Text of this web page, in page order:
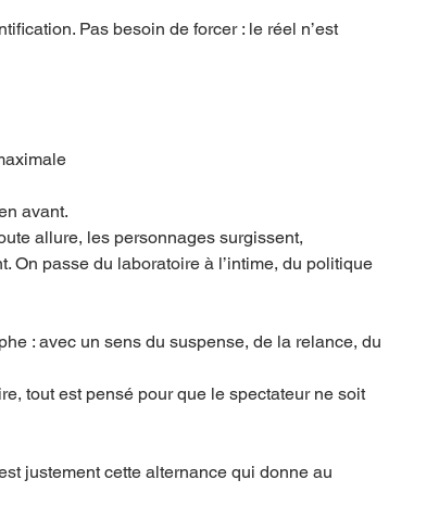
Pas besoin de forcer : le réel n’est
avant.
allure, les personnages surgissent,
On passe du laboratoire à l’intime, du politique
: avec un sens du suspense, de la relance, du
tout est pensé pour que le spectateur ne soit
justement cette alternance qui donne au